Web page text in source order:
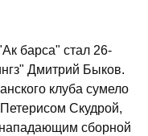
барса" стал 26-
Дмитрий Быков.
клуба сумело
Скудрой,
сборной